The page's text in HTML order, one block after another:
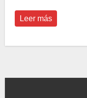
Leer más